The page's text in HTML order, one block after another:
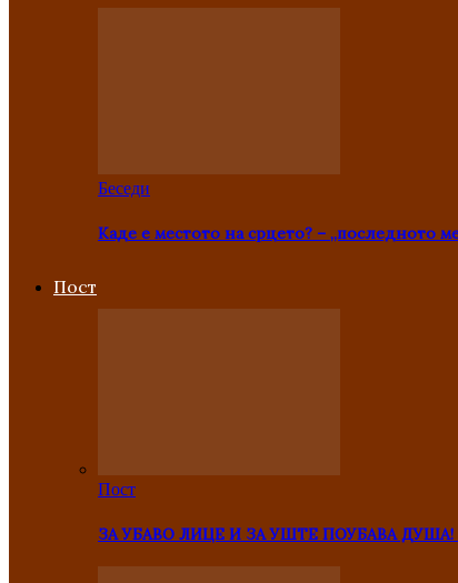
Беседи
Каде е местото на срцето? – „последното
Пост
Пост
ЗА УБАВО ЛИЦЕ И ЗА УШТЕ ПОУБАВА ДУША!